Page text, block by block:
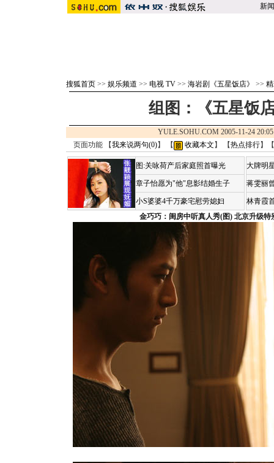
新闻
搜狐首页 >> 娱乐频道 >> 电视 TV >> 海岩剧《五星饭店》 >>
组图：《五星饭
YULE.SOHU.COM 2005-11-24
页面功能 【我来说两句(0)】 【 收藏本文 】 【热点排行】【
图:关咏荷产后家庭照首曝光
章子怡愿为"他"息影结婚生子
小S婆婆4千万豪宅慰劳媳妇
大牌明
蒋雯丽
林青霞
金巧巧：闺房中听真人秀(图) 北京升级特